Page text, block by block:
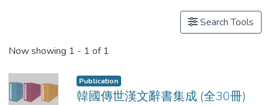
Search Tools
Now showing 1 - 1 of 1
Publication
韓國傳世漢文辭書集成 (全30冊)